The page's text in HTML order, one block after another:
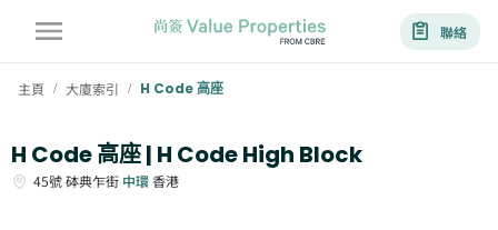
聯絡
主頁 / 大廈索引 / H Code 高座
H Code 高座 | H Code High Block
45號砵典乍街 中環香港